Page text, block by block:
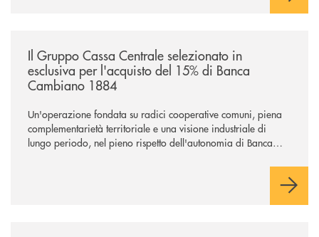
Il Gruppo Cassa Centrale selezionato in
esclusiva per l'acquisto del 15% di Banca
Cambiano 1884
Un'operazione fondata su radici cooperative comuni, piena
complementarietà territoriale e una visione industriale di
lungo periodo, nel pieno rispetto dell'autonomia di Banca
negoziazione esclusiva per la finalizzazione dell’operazione.